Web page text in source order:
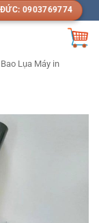
ĐỨC: 0903769774
Lụa Máy in